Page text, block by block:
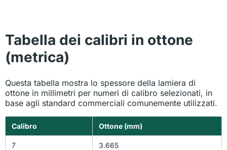
Tabella dei calibri in ottone
(metrica)
Questa tabella mostra lo spessore della lamiera di
ottone in millimetri per numeri di calibro selezionati, in
base agli standard commerciali comunemente utilizzati.
Calibro Ottone (mm)
7 3.665